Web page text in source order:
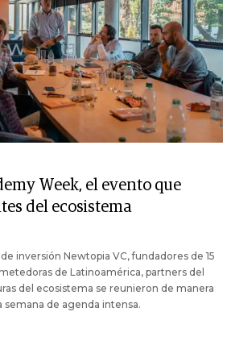
Week, el evento que
del ecosistema
inversión Newtopia VC, fundadores de 15
de Latinoamérica, partners del
del ecosistema se reunieron de manera
semana de agenda intensa.